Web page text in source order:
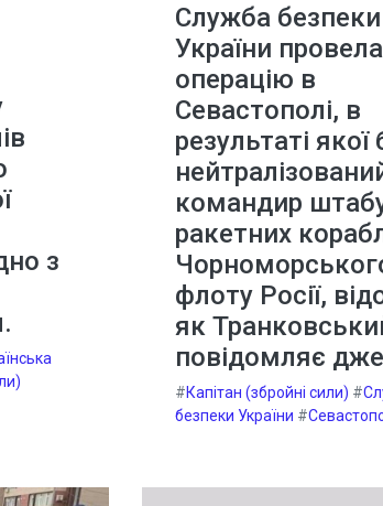
з
Служба безпеки
України провела
операцію в
Севастополі, в
результаті якої
командир
ракетних
флоту Росії,
як
повідомляє
#Капітан (збройні сили) #
безпеки України #